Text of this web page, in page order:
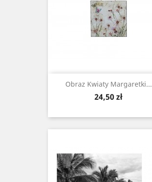
Obraz Kwiaty Margaretki...
Cena
24,50 zł